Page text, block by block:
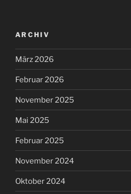
ARCHIV
März 2026
Februar 2026
November 2025
Mai 2025
Februar 2025
November 2024
Oktober 2024